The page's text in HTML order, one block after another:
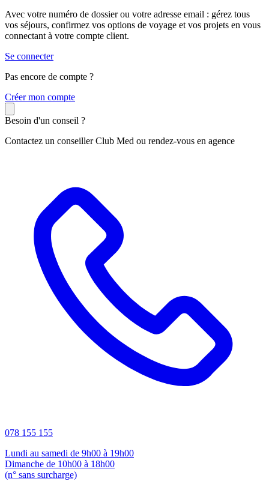
Avec votre numéro de dossier ou votre adresse email : gérez tous
vos séjours, confirmez vos options de voyage et vos projets en vous
connectant à votre compte client.
Se connecter
Pas encore de compte ?
Créer mon compte
Besoin d'un conseil ?
Contactez un conseiller Club Med ou rendez-vous en agence
078 155 155
Lundi au samedi de 9h00 à 19h00
Dimanche de 10h00 à 18h00
(n° sans surcharge)